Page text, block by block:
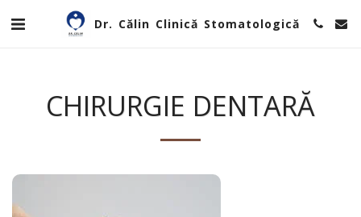
Dr. Călin Clinică Stomatologică
CHIRURGIE DENTARĂ